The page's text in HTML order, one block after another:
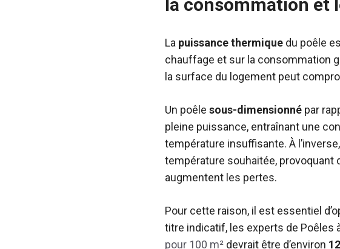
la consommation et
La puissance thermique du poêle
chauffage et sur la consommation
la surface du logement peut
Un poêle sous-dimensionné par
pleine puissance, entraînant une
température insuffisante. À
température souhaitée, provoquant
augmentent les pertes.
Pour cette raison, il est essentiel
titre indicatif, les experts de Poêles
pour 100 m² devrait être d’environ